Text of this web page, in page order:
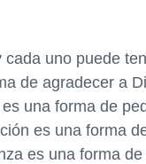
uno puede
de agradecer a
una forma de
es una forma
es una forma